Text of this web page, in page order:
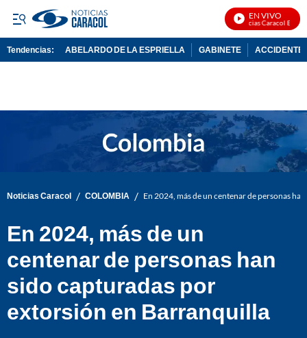
EN VIVO
Noticias Caracol En Vivo
Tendencias: ABELARDO DE LA ESPRIELLA GABINETE ACCIDENTE
Noticias Caracol / COLOMBIA / En 2024, más de un centenar de personas
En 2024, más de un
centenar de personas han
sido capturadas por
extorsión en Barranquilla